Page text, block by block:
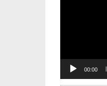
00:00